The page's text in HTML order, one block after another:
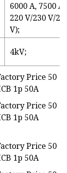
6000 A, 7500 A
220 V/230 V/
V);
4kV;